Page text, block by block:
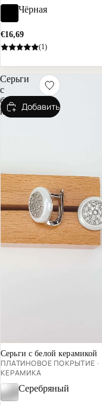
Чёрная
€16,69
(1)
Серьги
с
белой
керамикой
Добавить
Серьги с белой керамикой
ПЛАТИНОВОЕ ПОКРЫТИЕ ·
КЕРАМИКА
Серебряный